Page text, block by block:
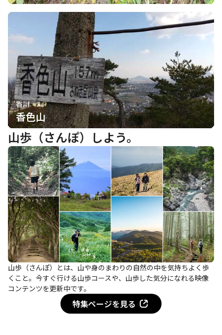
香川
香色山
山歩（さんぽ）しよう。
山歩（さんぽ）とは、山や身のまわりの自然の中を気持ちよく歩
くこと。今すぐ行ける山歩コースや、山歩した気分になれる映像
コンテンツを更新中です。
特集ページを見る